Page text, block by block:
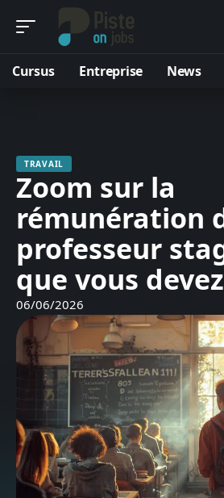
Cursus Entreprise News
TRAVAIL
Zoom sur la
rémunération
professeur
que vous
06/06/2026